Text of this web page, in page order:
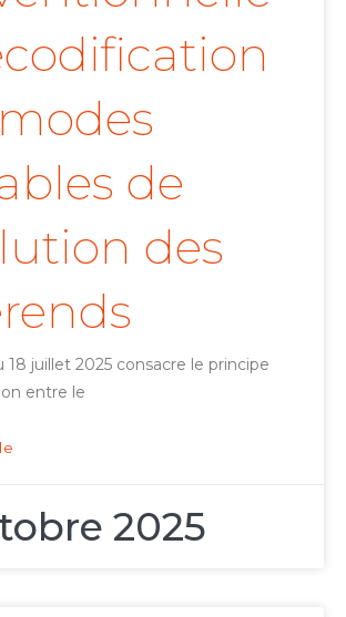
de
des
18 juillet 2025 consacre le principe
entre le
2025